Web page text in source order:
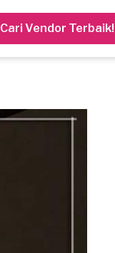
Cari Vendor Terbaik!